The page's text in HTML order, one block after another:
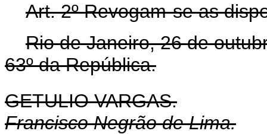
Art. 2º Revogam-se as
Rio de Janeiro, 26 de
63º da República.
GETULIO VARGAS.
Francisco Negrão de Lima.